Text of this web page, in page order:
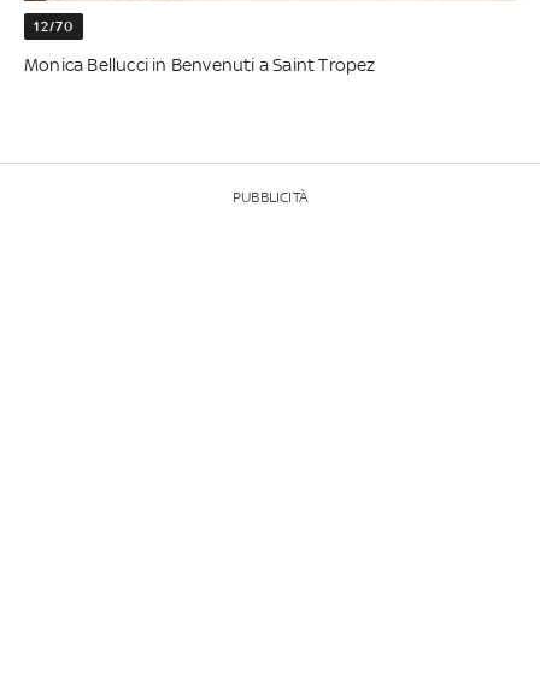
12/70
Monica Bellucci in Benvenuti a Saint Tropez
PUBBLICITÀ